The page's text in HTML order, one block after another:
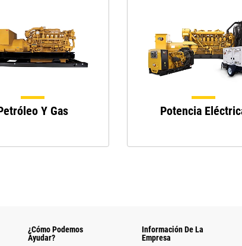
Y Gas Potencia
¿Cómo Podemos
Ayudar?
Información De La
Empresa